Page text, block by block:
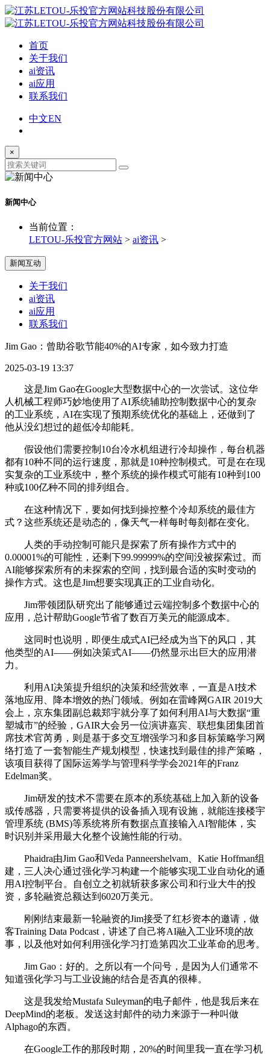
首页
关于我们
ai资讯
ai应用
联系我们
中文EN
×
新闻中心
当前位置：
LETOU-乐投官方网站 > ai资讯 >
新闻互动
关于我们
ai资讯
ai应用
联系我们
Jim Gao：曾助谷歌节能40%的AI专家，如今致力打造
2025-03-19 13:37
这是Jim Gao在Google大型数据中心的一次尝试。这位华
人机械工程师巧妙地使用了AI系统辅助控制数据中心的复杂
的工业系统，AI在实现了预期系统优化的基础上，还做到了
他从没幻想过的超低冷却能耗。
假设他们需要控制10台冷水机组进行冷却操作，每台机器
都有10种不同的运行速度，那就是10种控制模式。可是在在现
实复杂的工业系统中，整个系统的操作模式可能有10种到100
种或100亿种不同的排列组合。
在这种情况下，要如何找到操控整个冷却系统的最佳方
式？这些系统还是动态的，像天气一样每时每刻都在变化。
人类的手动控制可能只是探索了所有操作方式中的
0.00001%的可能性，还剩下99.99999%的空间没被探索过。而
AI能够探索所有的未探索的空间，找到最合适的实时变动的
操作方式。这也是Jim想要实现真正的工业自动化。
Jim带领团队研究出了能够通过云端控制多个数据中心的
应用，总计帮助Google节省了数百万美元的能源成本。
这同时也说明，即便生成式AI已经成为当下的风口，其
他类型的AI——例如决策式AI——仍然显示出巨大的应用潜
力。
利用AI决策提升组织的决策和经营效率，一直是AI技术
落地应用、降本增效的热门领域。例如在雷峰网GAIR 2019大
会上，京东集团副总裁郑宇就分享了如何利用AI与大数据“重
塑城市”的经验，GAIR大会另一位演讲嘉宾、联想集团集团首
席技术官芮勇，则是基于多交互增强学习和多目标策略学习网
络打造了一套智能生产规划模型，快速找到最佳的排产策略，
该项目获得了国际运筹学与管理科学学会2021年的Franz
Edelman奖。
Jim研发的技术不需要在原本的系统基础上加入新的设备
或传感器，只需要将提供的设备插入现有设施，就能连接楼宇
管理系统 (BMS)等系统将所有数据点直接输入AI智能体，实
时识别并采用最大化整个设施性能的行动。
Phaidra由Jim Gao和Veda Panneershelvam、Katie Hoffman组
建，三人决心通过强化学习构建一个能够实现工业自动化的通
用AI控制平台。自创立之初就斩获多家公司和行业大牛的投
资，多轮融资总额达到6020万美元。
刚刚结束最新一轮融资的Jim接受了红杉资本的邀请，做
客Training Data Podcast，讲述了自己将AI融入工业环境的故
事，以及他对如何利用强化学习打造第四次工业革命的思考。
Jim Gao：好的。之所以有一个问号，是因为人们通常不
知道强化学习与工业设施的结合是否真的很棒。
这是我发给Mustafa Suleyman的电子邮件，他是我后来在
DeepMind的老板。发送这封邮件的动力来源于一种叫做
Alphago的东西。
在Google工作的那段时期，20%的时间里我一直在学习机